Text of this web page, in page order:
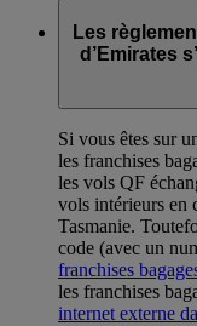
Les
d’Emirates
Si vous êtes sur
les franchises
les vols QF
vols intérieurs en
Tasmanie.
code (avec un
franchises
les franchises
internet externe